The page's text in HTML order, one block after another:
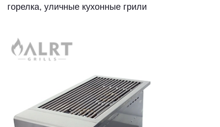
горелка, уличные кухонные грили